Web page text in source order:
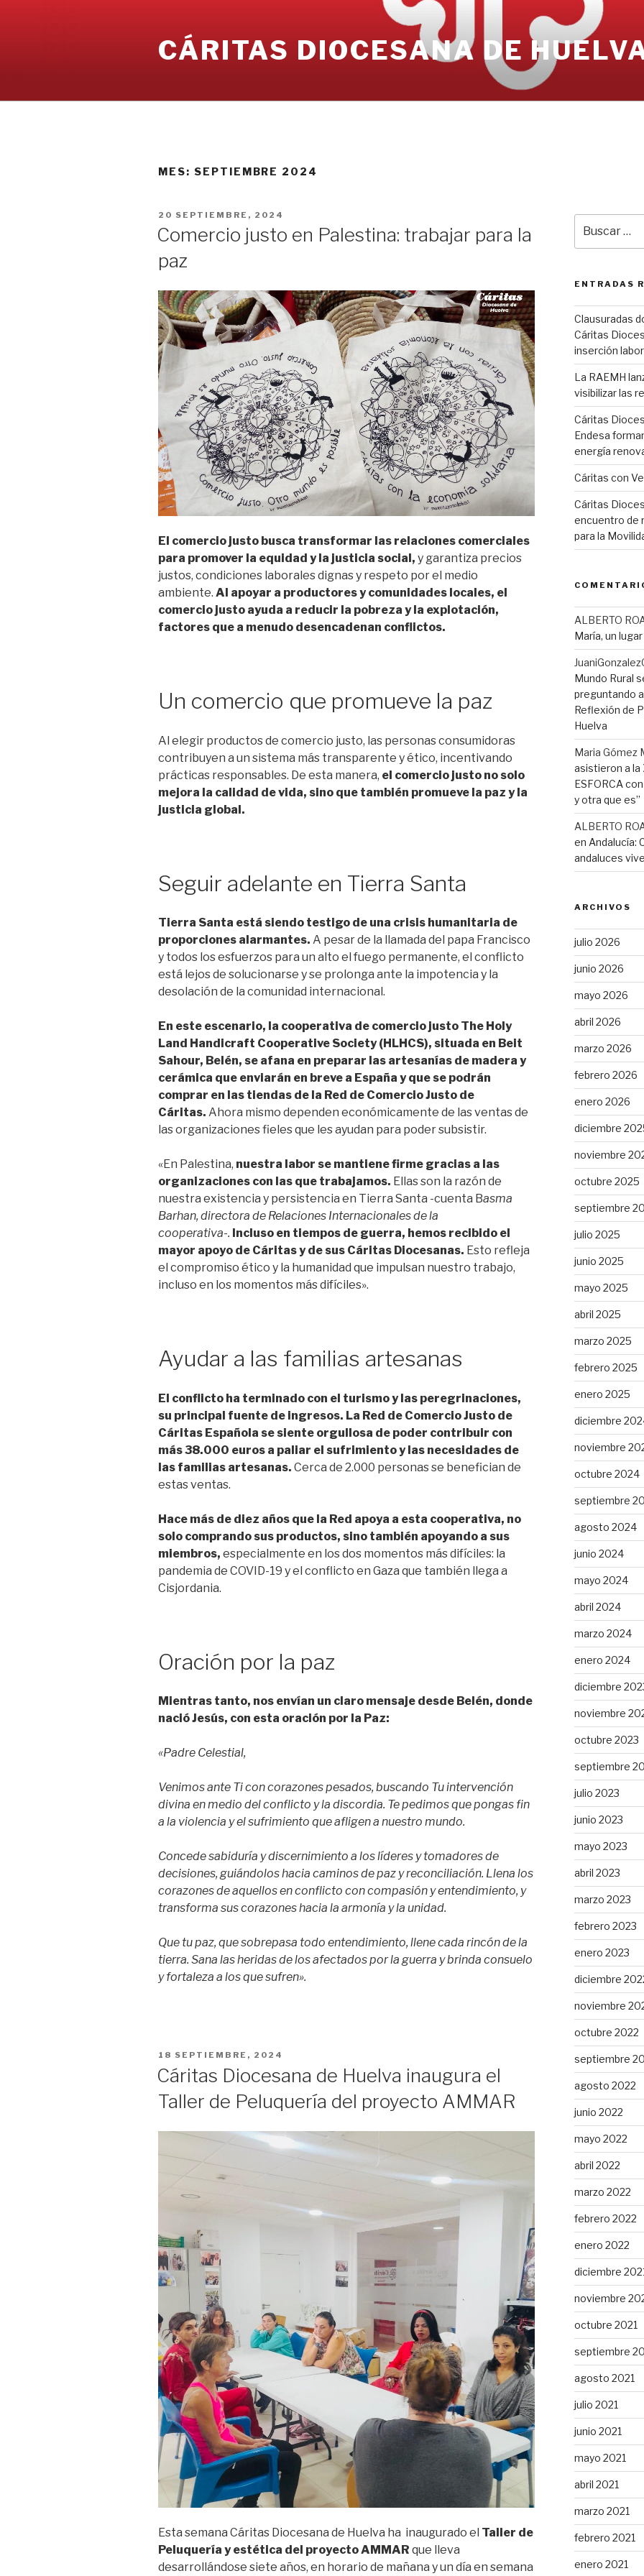
CÁRITAS DIOCESANA DE
MES: SEPTIEMBRE 2024
PUBLICADO
20 SEPTIEMBRE, 2024
Comercio justo en Palestina: trabajar para la
paz
El comercio justo busca transformar las relaciones comerciales
para promover la equidad y la justicia social, y garantiza precios
justos, condiciones laborales dignas y respeto por el medio
ambiente. Al apoyar a productores y comunidades locales, el
comercio justo ayuda a reducir la pobreza y la explotación,
factores que a menudo desencadenan conflictos.
Un comercio que promueve la paz
Al elegir productos de comercio justo, las personas consumidoras
contribuyen a un sistema más transparente y ético, incentivando
prácticas responsables. De esta manera, el comercio justo no solo
mejora la calidad de vida, sino que también promueve la paz y la
justicia global.
Seguir adelante en Tierra Santa
Tierra Santa está siendo testigo de una crisis humanitaria de
proporciones alarmantes. A pesar de la llamada del papa Francisco
y todos los esfuerzos para un alto el fuego permanente, el conflicto
está lejos de solucionarse y se prolonga ante la impotencia y la
desolación de la comunidad internacional.
En este escenario, la cooperativa de comercio justo The Holy
Land Handicraft Cooperative Society (HLHCS), situada en Beit
Sahour, Belén, se afana en preparar las artesanías de madera y
cerámica que enviarán en breve a España y que se podrán
comprar en las tiendas de la Red de Comercio Justo de
Cáritas. Ahora mismo dependen económicamente de las ventas de
las organizaciones fieles que les ayudan para poder subsistir.
«En Palestina, nuestra labor se mantiene firme gracias a las
organizaciones con las que trabajamos. Ellas son la razón de
nuestra existencia y persistencia en Tierra Santa -cuenta Basma
Barhan, directora de Relaciones Internacionales de la
cooperativa-. Incluso en tiempos de guerra, hemos recibido el
mayor apoyo de Cáritas y de sus Cáritas Diocesanas. Esto refleja
el compromiso ético y la humanidad que impulsan nuestro trabajo,
incluso en los momentos más difíciles».
Ayudar a las familias artesanas
El conflicto ha terminado con el turismo y las peregrinaciones,
su principal fuente de ingresos. La Red de Comercio Justo de
Cáritas Española se siente orgullosa de poder contribuir con
más 38.000 euros a paliar el sufrimiento y las necesidades de
las familias artesanas. Cerca de 2.000 personas se benefician de
estas ventas.
Hace más de diez años que la Red apoya a esta cooperativa, no
solo comprando sus productos, sino también apoyando a sus
miembros, especialmente en los dos momentos más difíciles: la
pandemia de COVID-19 y el conflicto en Gaza que también llega a
Cisjordania.
Oración por la paz
Mientras tanto, nos envían un claro mensaje desde Belén, donde
nació Jesús, con esta oración por la Paz:
«Padre Celestial,
Venimos ante Ti con corazones pesados, buscando Tu intervención
divina en medio del conflicto y la discordia. Te pedimos que pongas fin
a la violencia y el sufrimiento que afligen a nuestro mundo.
Concede sabiduría y discernimiento a los líderes y tomadores de
decisiones, guiándolos hacia caminos de paz y reconciliación. Llena los
corazones de aquellos en conflicto con compasión y entendimiento, y
transforma sus corazones hacia la armonía y la unidad.
Que tu paz, que sobrepasa todo entendimiento, llene cada rincón de la
tierra. Sana las heridas de los afectados por la guerra y brinda consuelo
y fortaleza a los que sufren».
PUBLICADO
18 SEPTIEMBRE, 2024
Cáritas Diocesana de Huelva inaugura el
Taller de Peluquería del proyecto AMMAR
Esta semana Cáritas Diocesana de Huelva ha inaugurado el Taller de
Peluquería y estética del proyecto AMMAR que lleva
desarrollándose siete años, en horario de mañana y un día en semana
por:
ENTRADAS
Clausuradas
Cáritas
inserción
La RAEMH
visibilizar las
Cáritas
Endesa
energía
Cáritas con
Cáritas
encuentro de
para la
ALBERTO
María, un
Mundo Rural
preguntando
Reflexión de
Huelva
Maria Gómez
asistieron a la
ESFORCA
y otra que es”
ALBERTO
en Andalucía:
andaluces
ARCHIVOS
julio 2026
junio 2026
mayo 2026
abril 2026
marzo 2026
febrero 2026
enero 2026
diciembre
noviembre
octubre 2025
septiembre
julio 2025
junio 2025
mayo 2025
abril 2025
marzo 2025
febrero 2025
enero 2025
diciembre
noviembre
octubre 2024
septiembre
agosto 2024
junio 2024
mayo 2024
abril 2024
marzo 2024
enero 2024
diciembre
noviembre
octubre 2023
septiembre
julio 2023
junio 2023
mayo 2023
abril 2023
marzo 2023
febrero 2023
enero 2023
diciembre
noviembre
octubre 2022
septiembre
agosto 2022
junio 2022
mayo 2022
abril 2022
marzo 2022
febrero 2022
enero 2022
diciembre
noviembre
octubre 2021
septiembre
agosto 2021
julio 2021
junio 2021
mayo 2021
abril 2021
marzo 2021
febrero 2021
enero 2021